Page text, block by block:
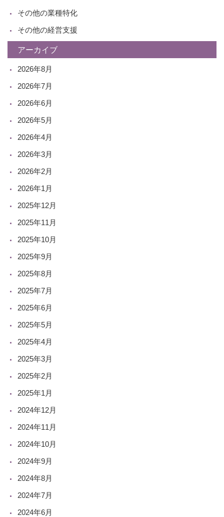
その他の業種特化
その他の経営支援
アーカイブ
2026年8月
2026年7月
2026年6月
2026年5月
2026年4月
2026年3月
2026年2月
2026年1月
2025年12月
2025年11月
2025年10月
2025年9月
2025年8月
2025年7月
2025年6月
2025年5月
2025年4月
2025年3月
2025年2月
2025年1月
2024年12月
2024年11月
2024年10月
2024年9月
2024年8月
2024年7月
2024年6月